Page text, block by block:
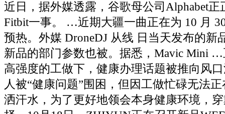
近日，据外媒透露，谷歌母公司Alphabet
Fitbit一事。 …近期大疆一曲正在为 10 月
预热。外媒 DroneDJ 从线 日当天发布的新
新品的部门参数也被。据悉，Mavic Mini
高强度的工做下，健康办理话题被推向风
人被“健康问题”围困，但因工做忙碌无法
洒汗水，为了更好地领会本身健康环境，